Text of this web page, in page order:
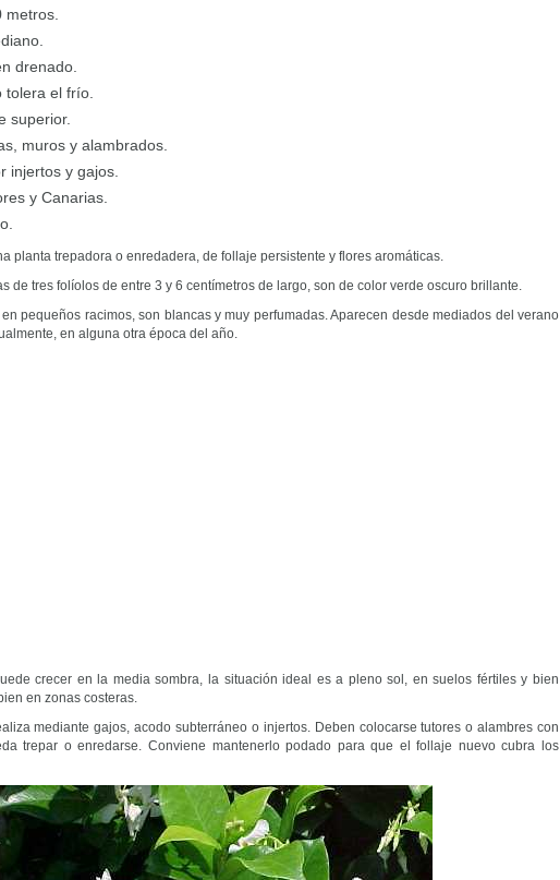
metros.
drenado.
tolera el frío.
superior.
muros y alambrados.
injertos y gajos.
y Canarias.
planta trepadora o enredadera, de follaje persistente y flores aromáticas.
de tres folíolos de entre 3 y 6 centímetros de largo, son de color verde oscuro brillante.
pequeños racimos, son blancas y muy perfumadas. Aparecen desde mediados del verano
en alguna otra época del año.
crecer en la media sombra, la situación ideal es a pleno sol, en suelos fértiles y bien
en zonas costeras.
mediante gajos, acodo subterráneo o injertos. Deben colocarse tutores o alambres con
trepar o enredarse. Conviene mantenerlo podado para que el follaje nuevo cubra los